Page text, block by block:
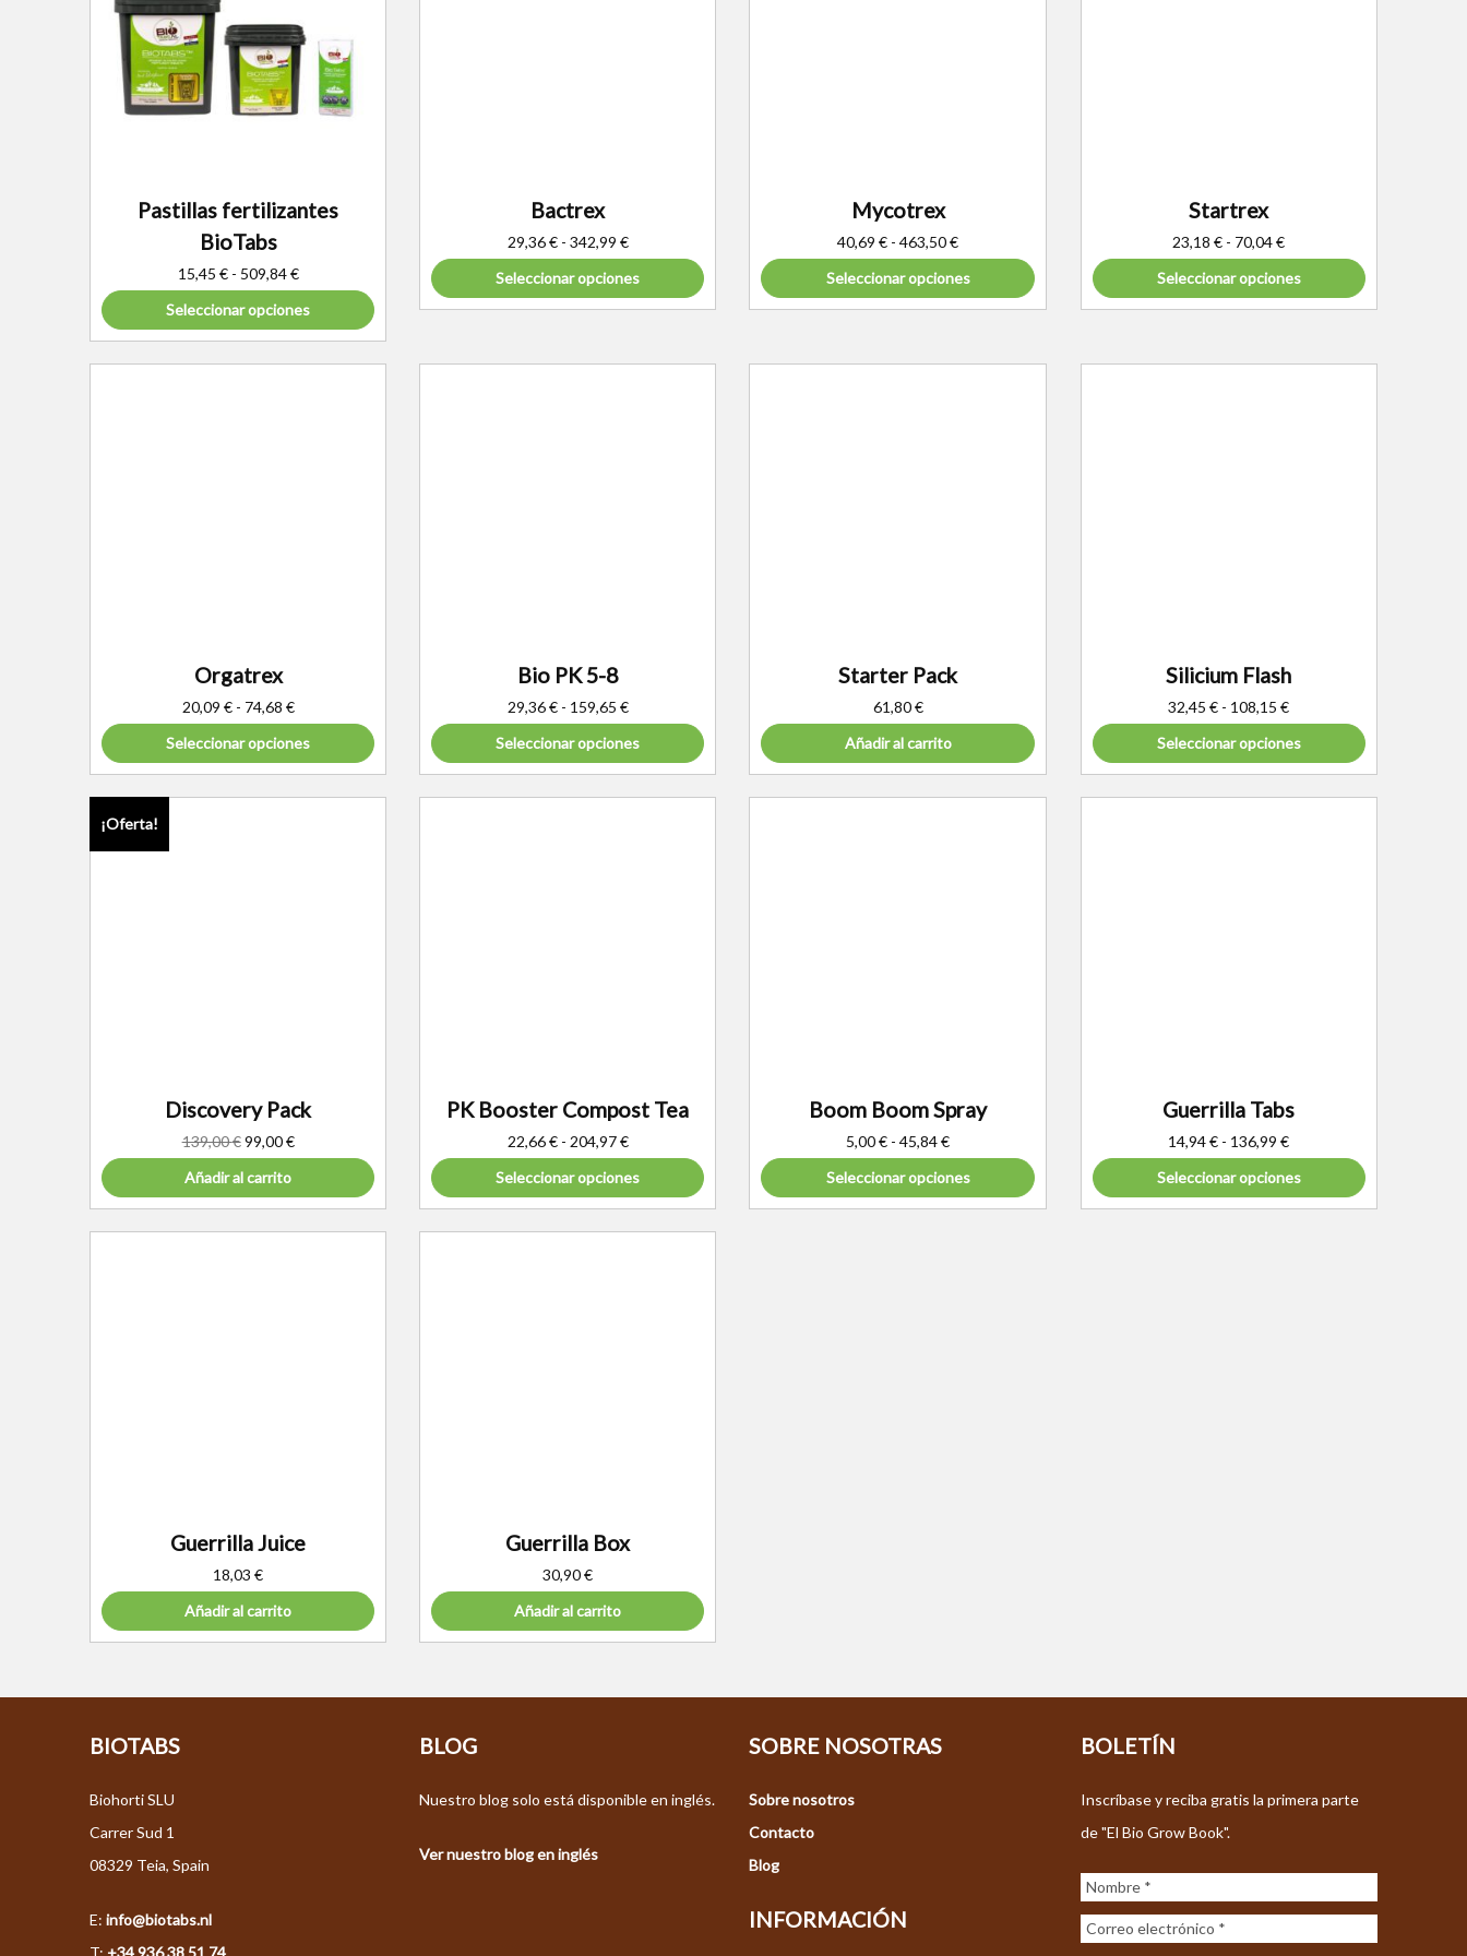
Pastillas fertilizantes
BioTabs
15,45 € - 509,84€
Seleccionar opciones
Bactrex
29,36€ - 342,99 €
Seleccionar opciones
Mycotrex
40,69 € - 463,50€
Seleccionar opciones
Startrex
23,18€ - 70,04€
Seleccionar opciones
Orgatrex
20,09 € - 74,68 €
Seleccionar opciones
Bio PK 5-8
29,36€ - 159,65 €
Seleccionar opciones
Starter Pack
61,80€
Añadir al carrito
Silicium Flash
32,45€ - 108,15€
Seleccionar opciones
¡Oferta!
Discovery Pack
139,00€ 99,00€
Añadir al carrito
PK Booster Compost Tea
22,66€ - 204,97€
Seleccionar opciones
Boom Boom Spray
5,00€ - 45,84€
Seleccionar opciones
Guerrilla Tabs
14,94€ - 136,99€
Seleccionar opciones
Guerrilla Juice
18,03€
Añadir al carrito
Guerrilla Box
30,90€
Añadir al carrito
BIOTABS
Biohorti SLU
Carrer Sud 1
08329 Teia, Spain
E: info@biotabs.nl
T: +34 936 38 51 74
BLOG
Nuestro blog solo está disponible en inglés.
Ver nuestro blog en inglés
SOBRE NOSOTRAS
Sobre nosotros
Contacto
Blog
INFORMACIÓN
BOLETÍN
Inscríbase y reciba gratis la primera parte
de "El Bio Grow Book".